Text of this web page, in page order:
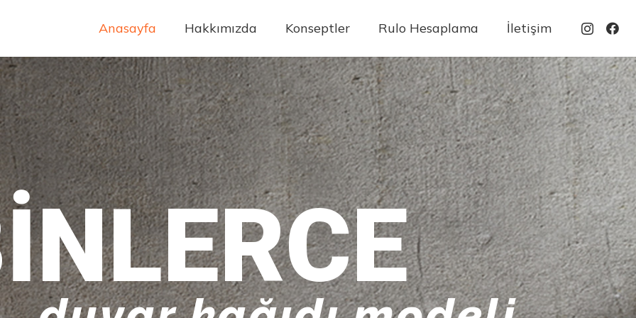
Anasayfa Hakkımızda Konseptler Rulo Hesaplama İletişim